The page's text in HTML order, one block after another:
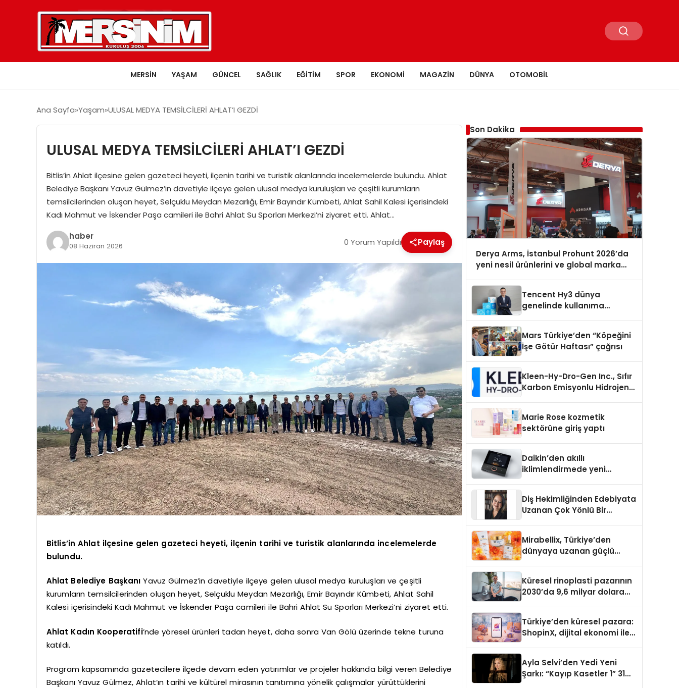
MERSIN YAŞAM GÜNCEL SAĞLIK EĞITIM SPOR EKONOMI MAGAZIN DÜNYA OTOMOBIL
Ana Sayfa Yaşam ULUSAL MEDYA TEMSİLCİLERİ AHLAT’I GEZDİ
ULUSAL MEDYA TEMSİLCİLERİ AHLAT’I GEZDİ
Bitlis’in Ahlat ilçesine gelen gazeteci heyeti, ilçenin tarihi ve turistik alanlarında incelemelerde bulundu. Ahlat
Belediye Başkanı Yavuz Gülmez’in davetiyle ilçeye gelen ulusal medya kuruluşları ve çeşitli kurumların
temsilcilerinden oluşan heyet, Selçuklu Meydan Mezarlığı, Emir Bayındır Kümbeti, Ahlat Sahil Kalesi içerisindeki
Kadı Mahmut ve İskender Paşa camileri ile Bahri Ahlat Su Sporları Merkezi’ni ziyaret etti. Ahlat…
haber
08 Haziran 2026 0 Yorum Yapıldı Paylaş
Bitlis’in Ahlat ilçesine gelen gazeteci heyeti, ilçenin tarihi ve turistik alanlarında incelemelerde
bulundu.
Ahlat Belediye Başkanı Yavuz Gülmez’in davetiyle ilçeye gelen ulusal medya kuruluşları ve çeşitli
kurumların temsilcilerinden oluşan heyet, Selçuklu Meydan Mezarlığı, Emir Bayındır Kümbeti, Ahlat Sahil
Kalesi içerisindeki Kadı Mahmut ve İskender Paşa camileri ile Bahri Ahlat Su Sporları Merkezi’ni ziyaret etti.
Ahlat Kadın Kooperatifi’nde yöresel ürünleri tadan heyet, daha sonra Van Gölü üzerinde tekne turuna
katıldı.
Program kapsamında gazetecilere ilçede devam eden yatırımlar ve projeler hakkında bilgi veren Belediye
Başkanı Yavuz Gülmez, Ahlat’ın tarihi ve kültürel mirasının tanıtımına yönelik çalışmalar yürüttüklerini
Son Dakika
Derya Arms, İstanbul Prohunt 2026’da
yeni nesil ürünlerini ve global marka
Tencent Hy3 dünya
genelinde kullanıma
Mars Türkiye’den “Köpeğini
İşe Götür Haftası” çağrısı
Kleen-Hy-Dro-Gen Inc., Sıfır
Karbon Emisyonlu Hidrojen
Aldı
Marie Rose kozmetik
sektörüne giriş yaptı
Daikin’den akıllı
iklimlendirmede yeni
Diş Hekimliğinden Edebiyata
Uzanan Çok Yönlü Bir
Mirabellix, Türkiye’den
dünyaya uzanan güçlü
Küresel rinoplasti pazarının
2030’da 9,6 milyar dolara
Türkiye’den küresel pazara:
ShopinX, dijital ekonomi ile
Ayla Selvi’den Yedi Yeni
Şarkı: “Kayıp Kasetler 1” 31